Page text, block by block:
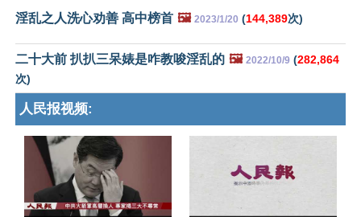
淫乱之人洗心劝善 高中榜首 🖼️ 2023/1/20 (144,389次)
二十大前 扒扒三呆婊是咋教唆淫乱的 🖼️ 2022/10/9 (282,864
次)
人民报视频: